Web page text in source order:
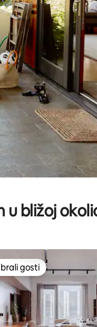
u bližoj
rangiranima s
gosti